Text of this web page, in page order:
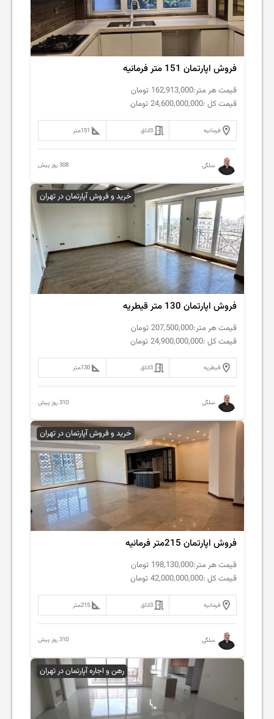
فروش اپارتمان 151 متر فرمانیه
قیمت هر متر:162,913,000 تومان
قیمت کل :24,600,000,000 تومان
فرمانیه 3اتاق 151متر
سلگی 308 روز پیش
خرید و فروش آپارتمان در تهران
فروش اپارتمان 130 متر قیطریه
قیمت هر متر:207,500,000 تومان
قیمت کل :24,900,000,000 تومان
قیطریه 3اتاق 130متر
سلگی 310 روز پیش
خرید و فروش آپارتمان در تهران
فروش اپارتمان 215متر فرمانیه
قیمت هر متر:198,130,000 تومان
قیمت کل :42,000,000,000 تومان
فرمانیه 3اتاق 215متر
سلگی 310 روز پیش
رهن و اجاره آپارتمان در تهران